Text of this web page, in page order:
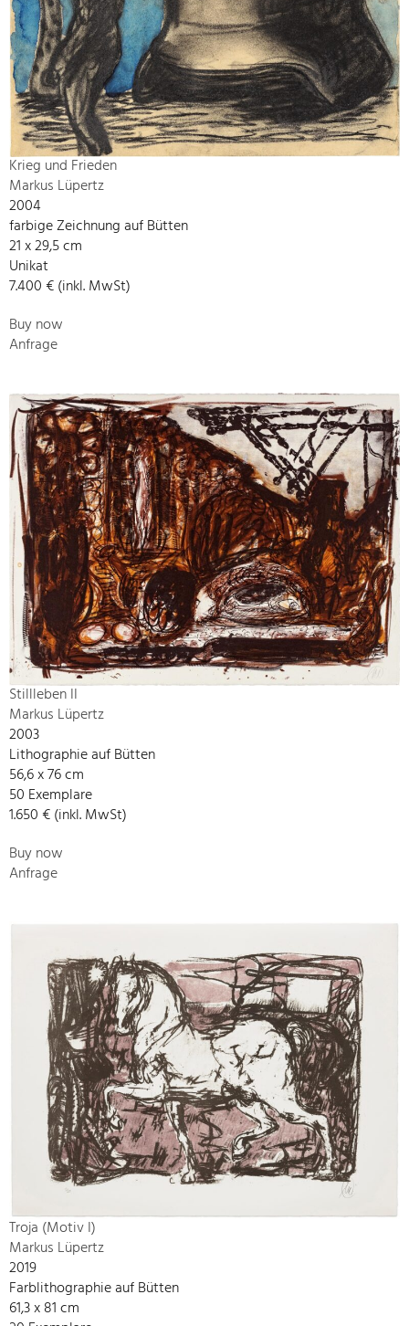
Krieg und Frieden
Markus Lüpertz
2004
farbige Zeichnung auf Bütten
21 x 29,5 cm
Unikat
7.400 € (inkl. MwSt)
Buy now
Anfrage
Stillleben II
Markus Lüpertz
2003
Lithographie auf Bütten
56,6 x 76 cm
50 Exemplare
1.650 € (inkl. MwSt)
Buy now
Anfrage
Troja (Motiv I)
Markus Lüpertz
2019
Farblithographie auf Bütten
61,3 x 81 cm